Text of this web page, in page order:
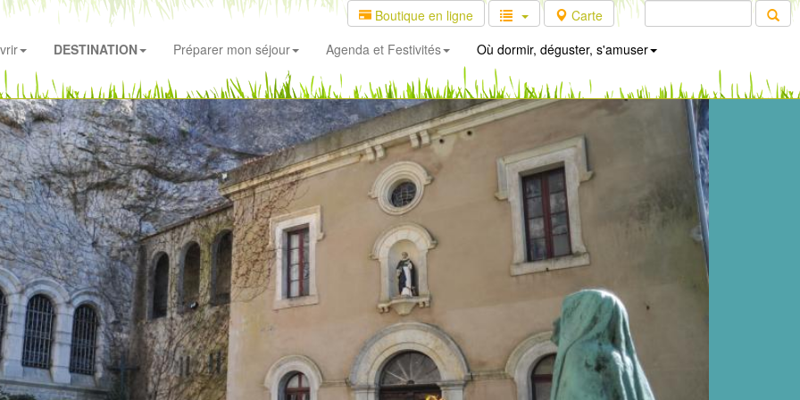
Boutique en ligne
Carte
DESTINATION Préparer mon séjour Agenda et Festivités Où dormir, déguster, s'amuser